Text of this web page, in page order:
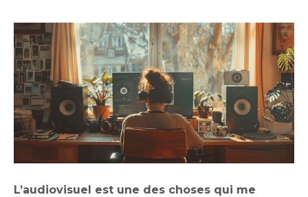
L’audiovisuel est une des choses qui me